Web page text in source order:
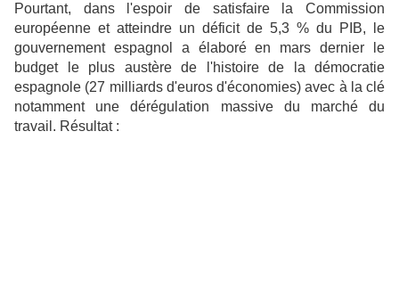
Pourtant, dans l'espoir de satisfaire la Commission
européenne et atteindre un déficit de 5,3 % du PIB, le
gouvernement espagnol a élaboré en mars dernier le
budget le plus austère de l'histoire de la démocratie
espagnole (27 milliards d'euros d'économies) avec à la clé
notamment une dérégulation massive du marché du
travail. Résultat :